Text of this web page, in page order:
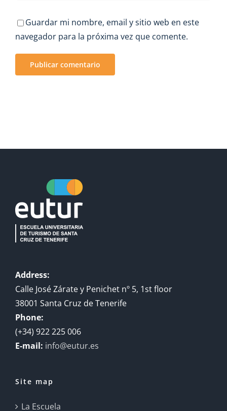
Guardar mi nombre, email y sitio web en este
navegador para la próxima vez que comente.
Address:
Calle José Zárate y Penichet nº 5, 1st floor
38001 Santa Cruz de Tenerife
Phone:
(+34) 922 225 006
E-mail: info@eutur.es
Site map
La Escuela